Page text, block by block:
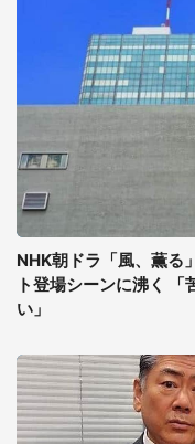
NHK朝ドラ「風、薫る
ト登場シーンに沸く
い」